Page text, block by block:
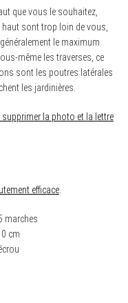
que vous le souhaitez,
haut sont trop loin de vous,
le maximum
même les traverses, ce
sont les poutres latérales
les jardinières.
la photo et la lettre
efficace.
marches
cm